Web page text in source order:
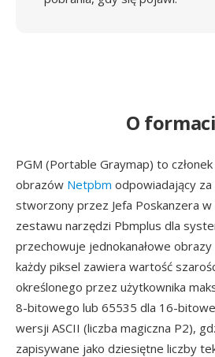
O
PGM (Portable Graymap) to
obrazów Netpbm odpowiadający za
stworzony przez Jefa Poskanzera
zestawu narzędzi Pbmplus dla
przechowuje jednokanałowe
każdy piksel zawiera wartość
określonego przez użytkownika
8-bitowego lub 65535 dla 16-
wersji ASCII (liczba magiczna P2),
zapisywane jako dziesiętne liczby